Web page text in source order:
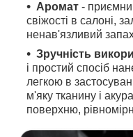
Аромат -
свіжості в салоні,
ненав'язливий
Зручність
і простий спосіб
легкою в
м'яку тканину і
поверхню,